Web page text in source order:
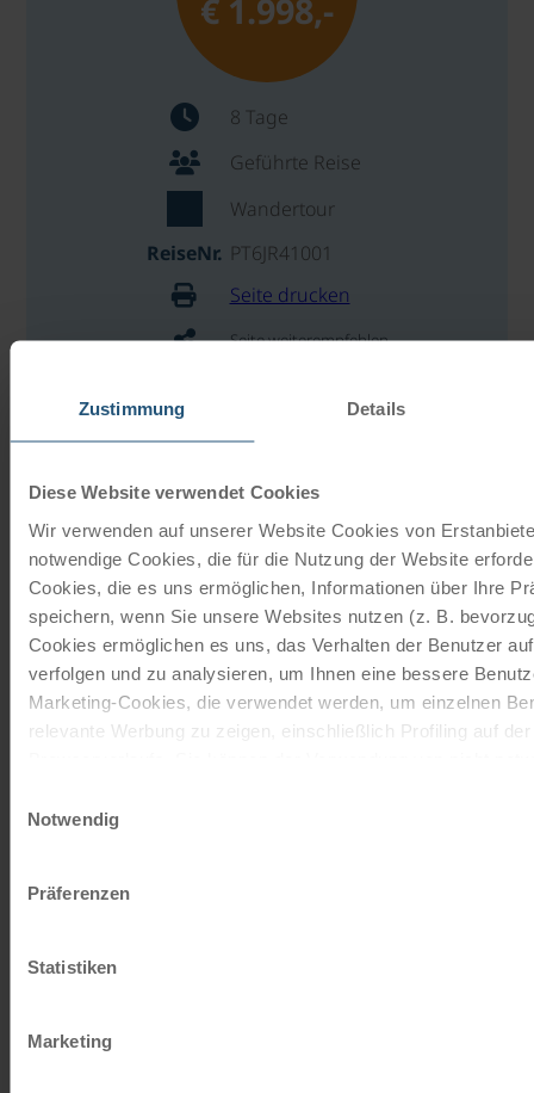
Zustimmung Details
Diese Website verwendet Cookies
Wir verwenden auf unserer Website Cookies von
notwendige Cookies, die für die Nutzung der Website
Cookies, die es uns ermöglichen, Informationen über Ihre
speichern, wenn Sie unsere Websites nutzen (z. B.
Cookies ermöglichen es uns, das Verhalten der Benutzer
verfolgen und zu analysieren, um Ihnen eine bessere
Marketing-Cookies, die verwendet werden, um einzelnen
relevante Werbung zu zeigen, einschließlich Profiling auf
entscheiden, nur notwendige Cookies zu verwenden, indem
Impressum
Notwendig
Präferenzen
Statistiken
Marketing
€ 1.998,-
8 Tage
Geführte Reise
Wandertour
ReiseNr. PT6JR41001
Seite drucken
Seite weiterempfehlen
Wann möchten Sie anreisen?
auf Anfrage verfügbar ausgewählt
Ihre Kontaktperson